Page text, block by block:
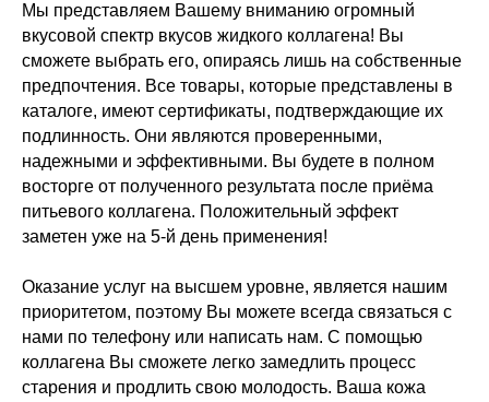
Мы представляем Вашему вниманию огромный
вкусовой спектр вкусов жидкого коллагена! Вы
сможете выбрать его, опираясь лишь на собственные
предпочтения. Все товары, которые представлены в
каталоге, имеют сертификаты, подтверждающие их
подлинность. Они являются проверенными,
надежными и эффективными. Вы будете в полном
восторге от полученного результата после приёма
питьевого коллагена. Положительный эффект
заметен уже на 5-й день применения!
Оказание услуг на высшем уровне, является нашим
приоритетом, поэтому Вы можете всегда связаться с
нами по телефону или написать нам. С помощью
коллагена Вы сможете легко замедлить процесс
старения и продлить свою молодость. Ваша кожа
О ШЁЛКе
О коллагене
Контакты
Обратный звонок
Купить оптом
ОГРНИП 310530215500019
ИНН 531103231607
О нас